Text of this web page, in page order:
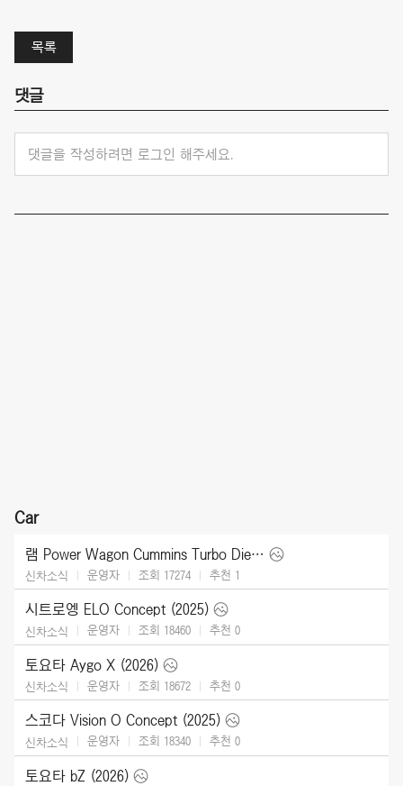
목록
댓글
댓글을 작성하려면 로그인 해주세요.
Car
램 Power Wagon Cummins Turbo Diesel (2027)
신차소식 운영자 조회 17274 추천 1
시트로엥 ELO Concept (2025)
신차소식 운영자 조회 18460 추천 0
토요타 Aygo X (2026)
신차소식 운영자 조회 18672 추천 0
스코다 Vision O Concept (2025)
신차소식 운영자 조회 18340 추천 0
토요타 bZ (2026)